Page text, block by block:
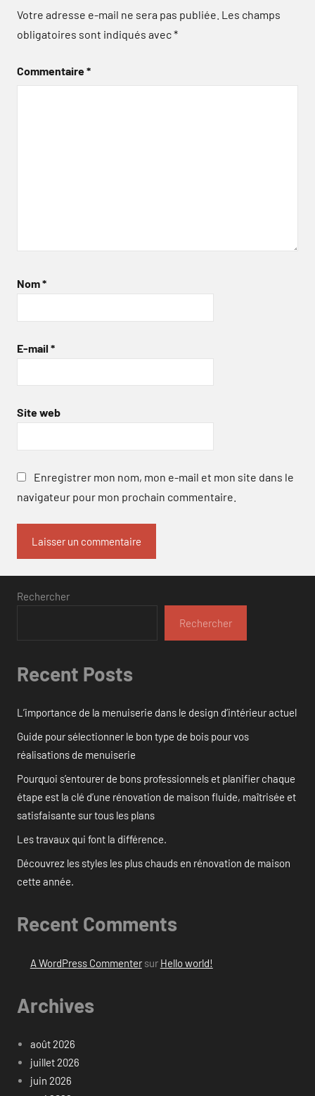
Votre adresse e-mail ne sera pas publiée. Les champs
obligatoires sont indiqués avec*
Commentaire*
Nom*
E-mail *
Site web
Enregistrer mon nom, mon e-mail et mon site dans le
navigateur pour mon prochain commentaire.
Rechercher
Rechercher
Recent Posts
L’importance de la menuiserie dans le design d’intérieur actuel
Guide pour sélectionner le bon type de bois pour vos
réalisations de menuiserie
Pourquoi s’entourer de bons professionnels et planifier chaque
étape est la clé d’une rénovation de maison fluide, maîtrisée et
satisfaisante sur tous les plans
Les travaux qui font la différence.
Découvrez les styles les plus chauds en rénovation de maison
cette année.
Recent Comments
A WordPress Commentersur Hello world!
Archives
août 2026
juillet 2026
juin 2026